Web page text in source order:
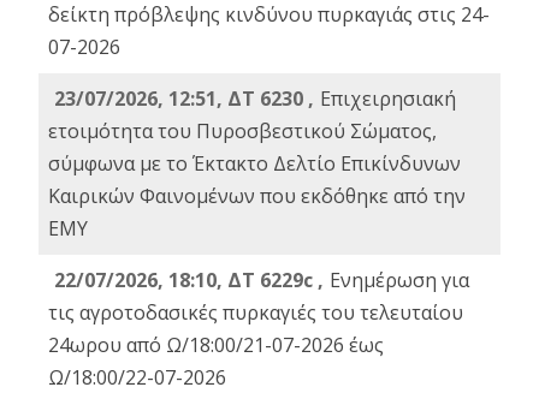
δείκτη πρόβλεψης κινδύνου πυρκαγιάς στις 24-
07-2026
23/07/2026, 12:51, ΔΤ 6230 , Επιχειρησιακή
ετοιμότητα του Πυροσβεστικού Σώματος,
σύμφωνα με το Έκτακτο Δελτίο Επικίνδυνων
Καιρικών Φαινομένων που εκδόθηκε από την
ΕΜΥ
22/07/2026, 18:10, ΔΤ 6229c , Ενημέρωση για
τις αγροτοδασικές πυρκαγιές του τελευταίου
24ωρου από Ω/18:00/21-07-2026 έως
Ω/18:00/22-07-2026